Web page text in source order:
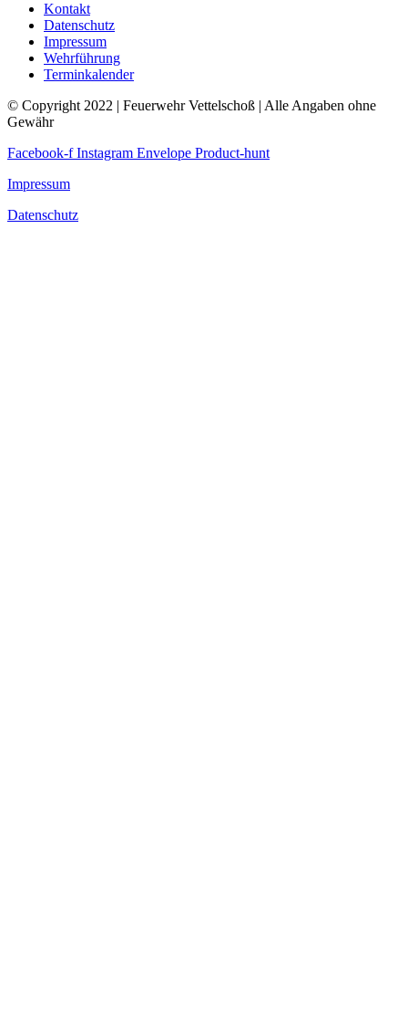
Kontakt
Datenschutz
Impressum
Wehrführung
Terminkalender
© Copyright 2022 | Feuerwehr Vettelschoß | Alle Angaben ohne
Gewähr
Facebook-f Instagram Envelope Product-hunt
Impressum
Datenschutz